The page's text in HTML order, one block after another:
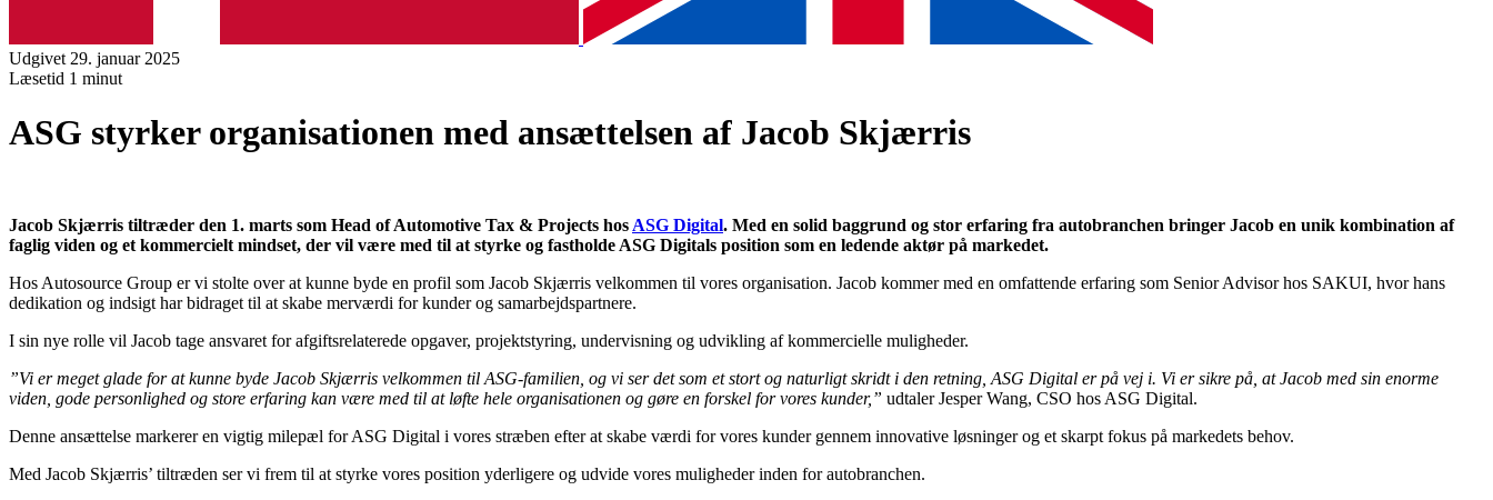
Udgivet 29. januar 2025
Læsetid 1 minut
ASG styrker organisationen med ansættelsen af Jacob Skjærris
Jacob Skjærris tiltræder den 1. marts som Head of Automotive Tax & Projects hos ASG Digital. Med en solid baggrund og stor erfaring fra autobranchen bringer Jacob en unik kombination af
faglig viden og et kommercielt mindset, der vil være med til at styrke og fastholde ASG Digitals position som en ledende aktør på markedet.
Hos Autosource Group er vi stolte over at kunne byde en profil som Jacob Skjærris velkommen til vores organisation. Jacob kommer med en omfattende erfaring som Senior Advisor hos SAKUI, hvor hans
dedikation og indsigt har bidraget til at skabe merværdi for kunder og samarbejdspartnere.
I sin nye rolle vil Jacob tage ansvaret for afgiftsrelaterede opgaver, projektstyring, undervisning og udvikling af kommercielle muligheder.
”Vi er meget glade for at kunne byde Jacob Skjærris velkommen til ASG-familien, og vi ser det som et stort og naturligt skridt i den retning, ASG Digital er på vej i. Vi er sikre på, at Jacob med sin enorme
viden, gode personlighed og store erfaring kan være med til at løfte hele organisationen og gøre en forskel for vores kunder,” udtaler Jesper Wang, CSO hos ASG Digital.
Denne ansættelse markerer en vigtig milepæl for ASG Digital i vores stræben efter at skabe værdi for vores kunder gennem innovative løsninger og et skarpt fokus på markedets behov.
Med Jacob Skjærris’ tiltræden ser vi frem til at styrke vores position yderligere og udvide vores muligheder inden for autobranchen.